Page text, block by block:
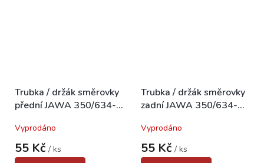
Trubka / držák směrovky
přední JAWA 350/634-
Vyprodáno
55 Kč / ks
Trubka / držák směrovky
zadní JAWA 350/634-
Vyprodáno
55 Kč / ks